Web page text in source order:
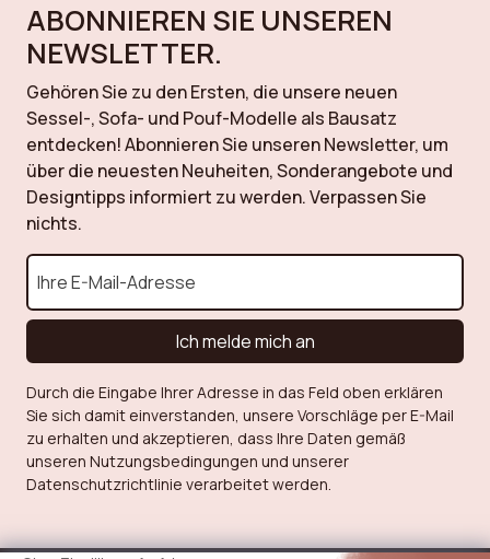
ABONNIEREN SIE UNSEREN
NEWSLETTER.
Gehören Sie zu den Ersten, die unsere neuen
Sessel-, Sofa- und Pouf-Modelle als Bausatz
entdecken! Abonnieren Sie unseren Newsletter, um
über die neuesten Neuheiten, Sonderangebote und
Designtipps informiert zu werden. Verpassen Sie
nichts.
Ich melde mich an
Durch die Eingabe Ihrer Adresse in das Feld oben erklären
Sie sich damit einverstanden, unsere Vorschläge per E-Mail
zu erhalten und akzeptieren, dass Ihre Daten gemäß
unseren Nutzungsbedingungen und unserer
Datenschutzrichtlinie verarbeitet werden.